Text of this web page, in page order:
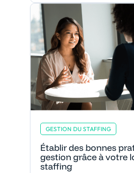
GESTION DU STAFFING
Établir des bonnes
gestion grâce à votre
staffing